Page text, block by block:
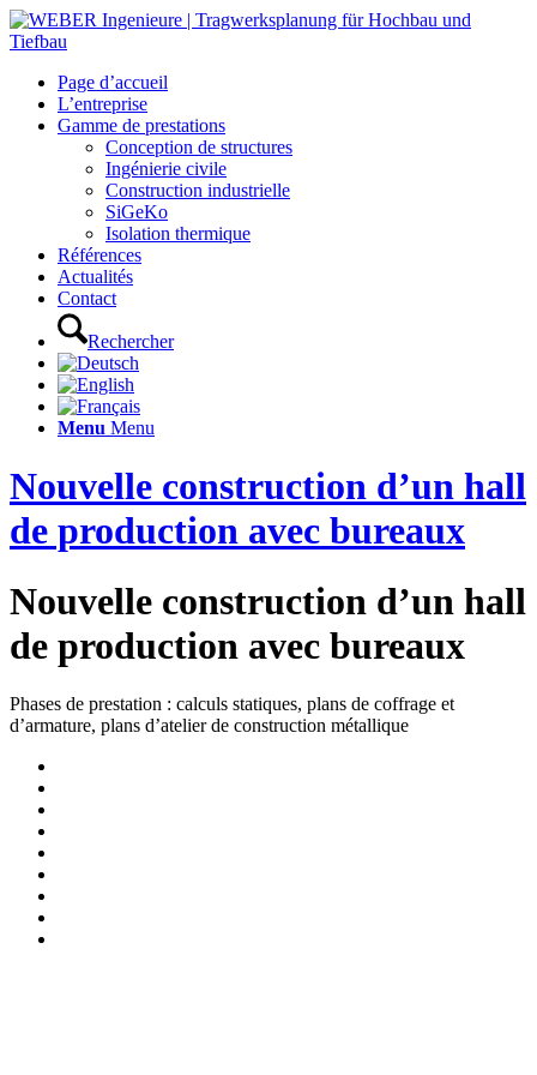
Page d’accueil
L’entreprise
Gamme de prestations
Conception de structures
Ingénierie civile
Construction industrielle
SiGeKo
Isolation thermique
Références
Actualités
Contact
Rechercher
Menu Menu
Nouvelle construction d’un hall
de production avec bureaux
Nouvelle construction d’un hall
de production avec bureaux
Phases de prestation : calculs statiques, plans de coffrage et
d’armature, plans d’atelier de construction métallique